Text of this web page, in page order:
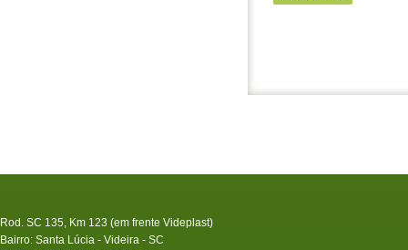
Rod. SC 135, Km 123 (em frente Videplast)
Bairro: Santa Lúcia - Videira - SC